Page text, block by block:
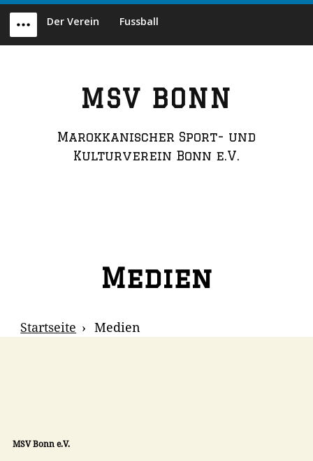
Skip
content
Menu
Der Verein Fussball
MSV BONN
Marokkanischer Sport- und
Kulturverein Bonn e.V.
Medien
Breadcrumb
Startseite Medien
MSV Bonn e.V.